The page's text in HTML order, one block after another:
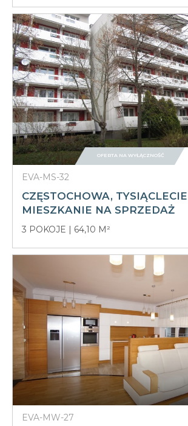
EVA-MS-32
CZĘSTOCHOWA, TYSIĄCLECIE
MIESZKANIE NA SPRZEDAŻ
3 POKOJE 64,10 M²
OFERTA NA WYŁĄCZNOŚĆ
EVA-MW-27